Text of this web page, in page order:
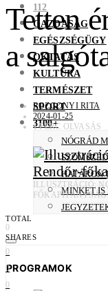
112
GAZDASÁG
EGÉSZSÉGÜGY
OKTATÁS
KULTÚRA
TERMÉSZET
SPORT
3100+
NÓGRÁD
HATÁRON
MINKET IS
PROGRAMOK
Tetten
a
ROZGONYI RITA
2024-01-25
1 PERC OLVASÁS
ILLUSZTRÁCIÓ:
FŐKAPITÁNYSÁG
TOTAL
0
SHARES
0
0
0